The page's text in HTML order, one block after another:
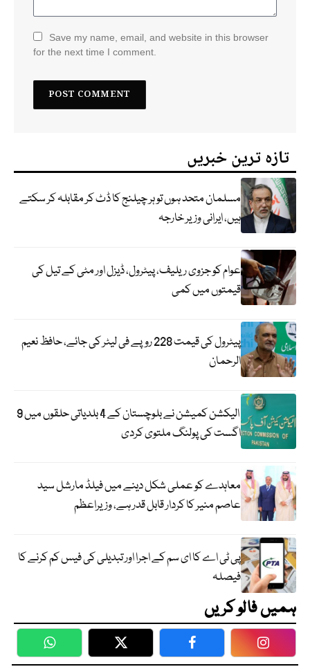
Save my name, email, and website in this browser
for the next time I comment.
تازہ ترین خبریں
مسلمان متحد ہوں تو ہر چیلنج کا ڈٹ کر مقابلہ کر سکتے
ہیں، ایرانی وزیر خارجہ
عوام کو جزوی ریلیف، پیٹرول، ڈیزل اور مٹی کے تیل کی
قیمتوں میں کمی
پیٹرول کی قیمت 228 روپے فی لیٹر کی جائے، حافظ نعیم
الرحمان
الیکشن کمیشن نے بلوچستان کے 4 بلدیاتی حلقوں میں 9
اگست کی پولنگ ملتوی کردی
معاہدے کو عملی شکل دینے میں فیلڈ مارشل سید
عاصم منیر کا کردار قابل قدر ہے، وزیراعظم
پی ٹی اے کا ای سم کے اجرا اور تبدیلی کی فیس کم کرنے کا
فیصلہ
ہمیں فالو کریں
WhatsApp Twitter Facebook